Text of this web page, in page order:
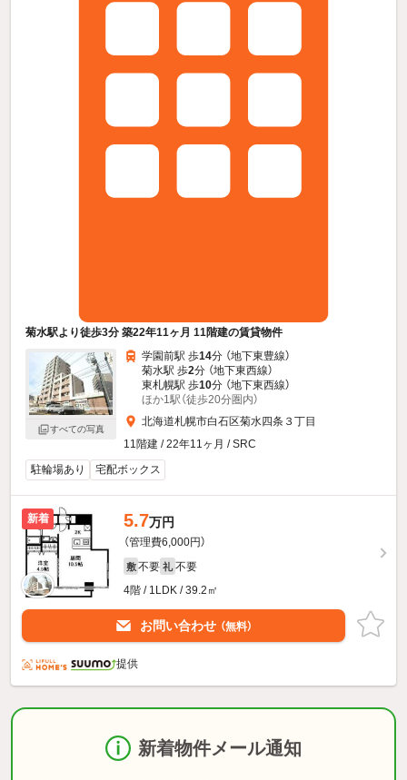
菊水駅より徒歩3分 築22年11ヶ月 11階建の賃貸物件
すべての写真
学園前駅 歩14分 （地下東豊線）
菊水駅 歩2分 （地下東西線）
東札幌駅 歩10分 （地下東西線）
ほか1駅（徒歩20分圏内）
北海道札幌市白石区菊水四条３丁目
11階建 / 22年11ヶ月 / SRC
駐輪場あり
宅配ボックス
新着 5.7万円
（管理費6,000円）
敷 不要 礼 不要
4階 / 1LDK / 39.2㎡
お問い合わせ （無料）
提供
新着物件メール通知